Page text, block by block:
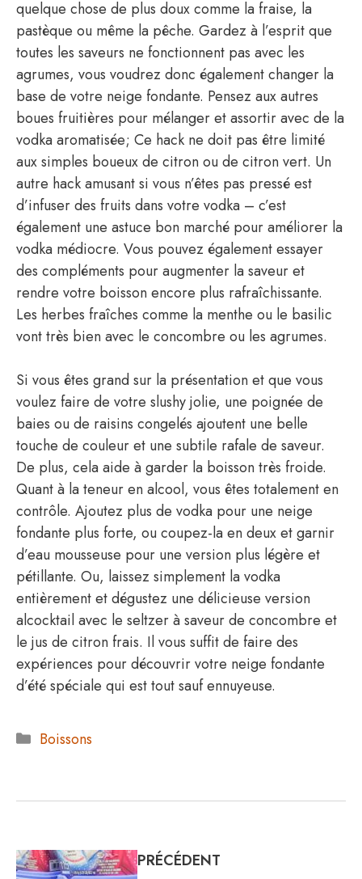
quelque chose de plus doux comme la fraise, la
pastèque ou même la pêche. Gardez à l’esprit que
toutes les saveurs ne fonctionnent pas avec les
agrumes, vous voudrez donc également changer la
base de votre neige fondante. Pensez aux autres
boues fruitières pour mélanger et assortir avec de la
vodka aromatisée; Ce hack ne doit pas être limité
aux simples boueux de citron ou de citron vert. Un
autre hack amusant si vous n’êtes pas pressé est
d’infuser des fruits dans votre vodka – c’est
également une astuce bon marché pour améliorer la
vodka médiocre. Vous pouvez également essayer
des compléments pour augmenter la saveur et
rendre votre boisson encore plus rafraîchissante.
Les herbes fraîches comme la menthe ou le basilic
vont très bien avec le concombre ou les agrumes.
Si vous êtes grand sur la présentation et que vous
voulez faire de votre slushy jolie, une poignée de
baies ou de raisins congelés ajoutent une belle
touche de couleur et une subtile rafale de saveur.
De plus, cela aide à garder la boisson très froide.
Quant à la teneur en alcool, vous êtes totalement en
contrôle. Ajoutez plus de vodka pour une neige
fondante plus forte, ou coupez-la en deux et garnir
d’eau mousseuse pour une version plus légère et
pétillante. Ou, laissez simplement la vodka
entièrement et dégustez une délicieuse version
alcocktail avec le seltzer à saveur de concombre et
le jus de citron frais. Il vous suffit de faire des
expériences pour découvrir votre neige fondante
d’été spéciale qui est tout sauf ennuyeuse.
Catégories
Boissons
PRÉCÉDENT